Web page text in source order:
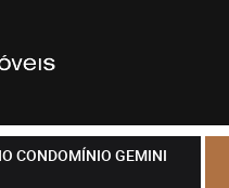
CONDOMÍNIO GEMINI